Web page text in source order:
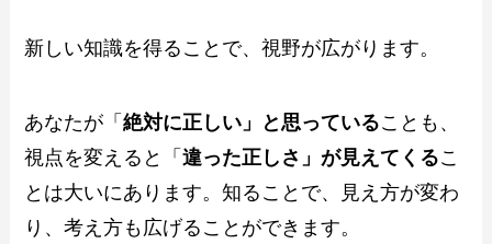
新しい知識を得ることで、視野が広がります。
あなたが「絶対に正しい」と思っていることも、
視点を変えると「違った正しさ」が見えてくるこ
とは大いにあります。知ることで、見え方が変わ
り、考え方も広げることができます。